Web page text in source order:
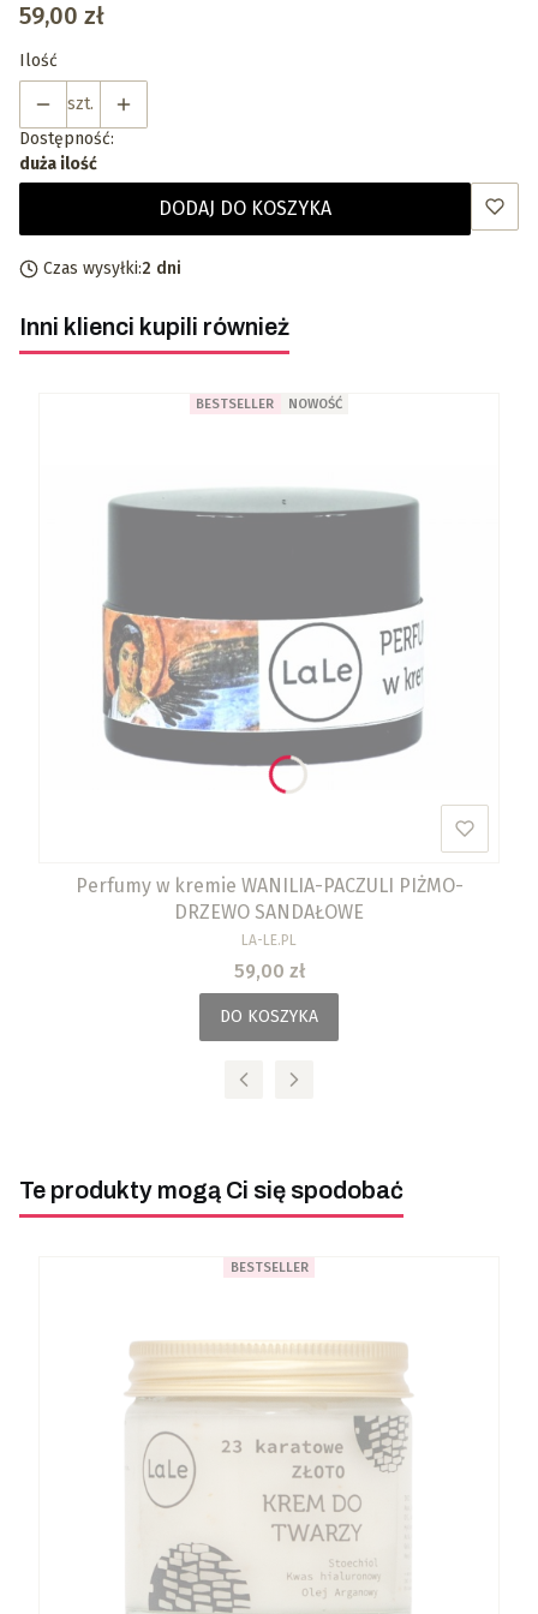
Cena
59,00 zł
Ilość
szt.
Dostępność:
duża ilość
DODAJ DO KOSZYKA
Czas wysyłki:2 dni
Inni klienci kupili również
BESTSELLER NOWOŚĆ
Perfumy w kremie WANILIA-PACZULI PIŻMO-
DRZEWO SANDAŁOWE
PRODUCENT
LA-LE.PL
Cena
59,00 zł
DO KOSZYKA
Te produkty mogą Ci się spodobać
BESTSELLER